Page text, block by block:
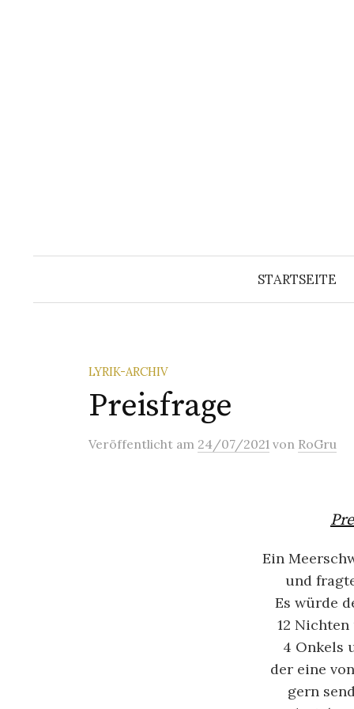
STARTSEITE
LYRIK-ARCHIV
Preisfrage
Veröffentlicht am 24/07/2021 von RoGru
Ein
und
Es würde
12 Nichten
4 Onkels
der eine
gern